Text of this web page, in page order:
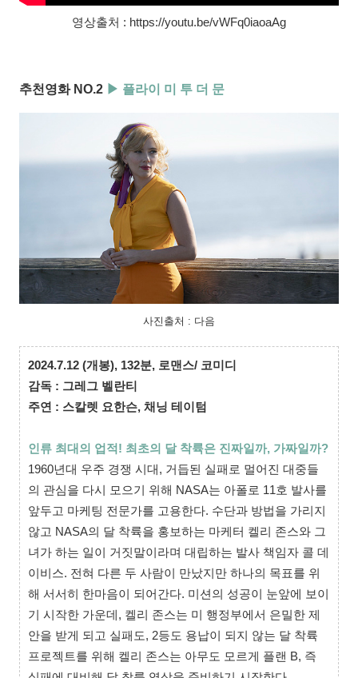
영상출처 : https://youtu.be/vWFq0iaoaAg
추천영화 NO.2 ▶ 플라이 미 투 더 문
사진출처 : 다음
2024.7.12 (개봉), 132분, 로맨스/ 코미디
감독 : 그레그 벨란티
주연 : 스칼렛 요한슨, 채닝 테이텀
인류 최대의 업적! 최초의 달 착륙은 진짜일까, 가짜일까?
1960년대 우주 경쟁 시대, 거듭된 실패로 멀어진 대중들
의 관심을 다시 모으기 위해 NASA는 아폴로 11호 발사를
앞두고 마케팅 전문가를 고용한다. 수단과 방법을 가리지
않고 NASA의 달 착륙을 홍보하는 마케터 켈리 존스와 그
녀가 하는 일이 거짓말이라며 대립하는 발사 책임자 콜 데
이비스. 전혀 다른 두 사람이 만났지만 하나의 목표를 위
해 서서히 한마음이 되어간다. 미션의 성공이 눈앞에 보이
기 시작한 가운데, 켈리 존스는 미 행정부에서 은밀한 제
안을 받게 되고 실패도, 2등도 용납이 되지 않는 달 착륙
프로젝트를 위해 켈리 존스는 아무도 모르게 플랜 B, 즉